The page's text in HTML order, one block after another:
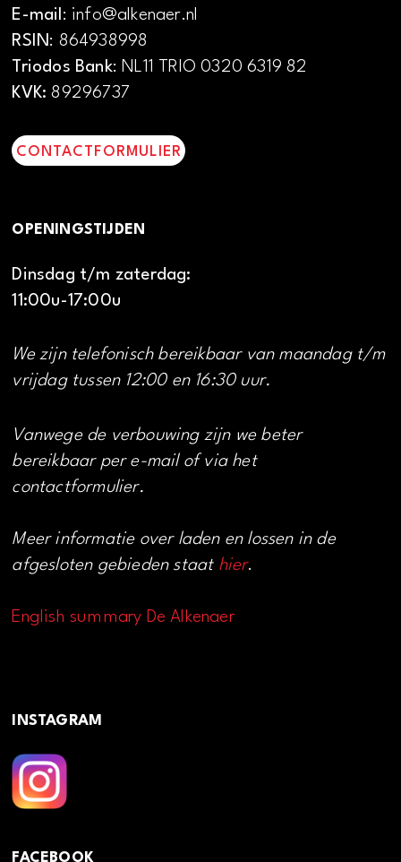
E-mail: info@alkenaer.nl
RSIN: 864938998
Triodos Bank: NL11 TRIO 0320 6319 82
KVK: 89296737
CONTACTFORMULIER
OPENINGSTIJDEN
Dinsdag t/m zaterdag:
11:00u-17:00u
We zijn telefonisch bereikbaar van maandag t/m
vrijdag tussen 12:00 en 16:30 uur.
Vanwege de verbouwing zijn we beter
bereikbaar per e-mail of via het
contactformulier.
Meer informatie over laden en lossen in de
afgesloten gebieden staat hier.
English summary De Alkenaer
INSTAGRAM
FACEBOOK